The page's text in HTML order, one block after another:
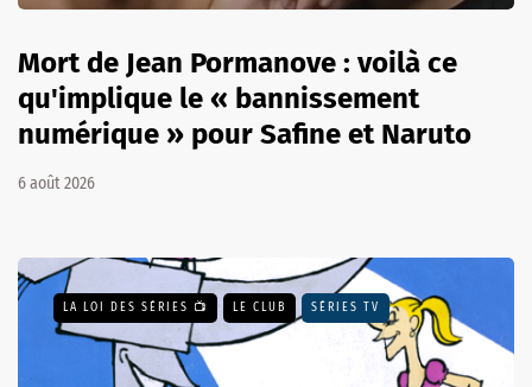
Mort de Jean Pormanove : voilà ce
qu'implique le « bannissement
numérique » pour Safine et Naruto
6 août 2026
LA LOI DES SÉRIES 📺 LE CLUB SÉRIES TV